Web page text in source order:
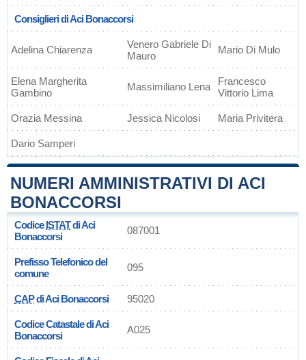
Consiglieri di Aci Bonaccorsi
Adelina Chiarenza
Venero Gabriele Di
Mauro
Mario Di Mulo
Elena Margherita
Gambino
Massimiliano Lena
Francesco
Vittorio Lima
Orazia Messina Jessica Nicolosi Maria Privitera
Dario Samperi
NUMERI AMMINISTRATIVI DI ACI
BONACCORSI
CodiceISTATdi Aci
Bonaccorsi
087001
Prefisso Telefonico del
comune
095
CAPdi Aci Bonaccorsi 95020
Codice Catastale di Aci
Bonaccorsi
A025